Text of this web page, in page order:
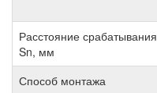
Расстояние срабатывания
Sn, мм
Способ монтажа